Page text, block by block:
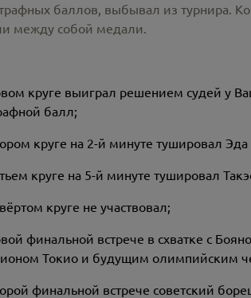
баллов, выбывал из турнира.
между собой медали.
круге выиграл решением судей у
балл;
круге на 2-й минуте тушировал
круге на 5-й минуте тушировал
круге не участвовал;
финальной встрече в схватке с
Токио и будущим олимпийским
финальной встрече советский